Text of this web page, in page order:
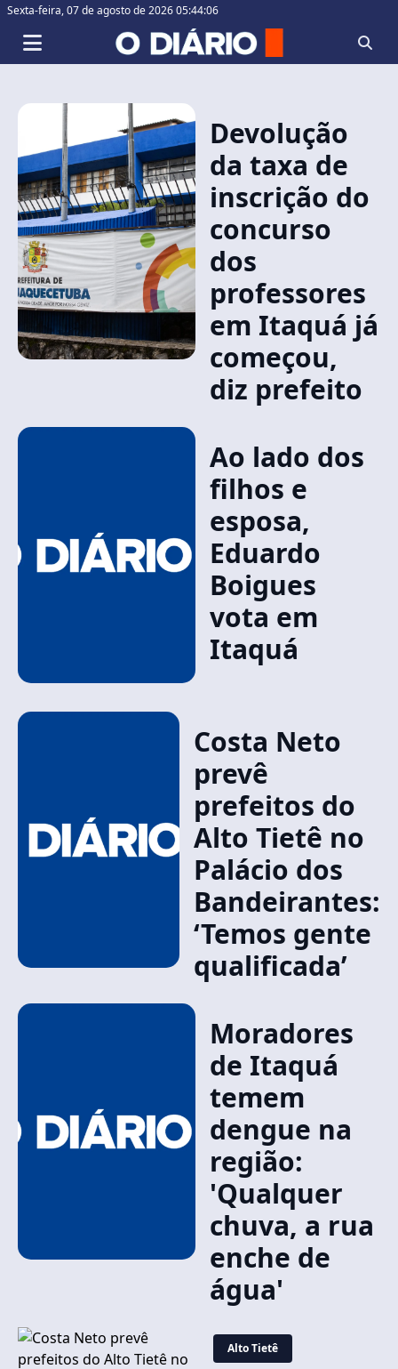
Sexta-feira,07 de agosto de 2026 05:44:06
Devolução
da taxa de
inscrição do
concurso
dos
professores
em Itaquá já
começou,
diz prefeito
Ao lado dos
filhos e
esposa,
Eduardo
Boigues
vota em
Itaquá
Costa Neto
prevê
prefeitos do
Alto Tietê no
Palácio dos
Bandeirantes:
‘Temos gente
qualificada’
Moradores
de Itaquá
temem
dengue na
região:
'Qualquer
chuva, a rua
enche de
água'
Alto Tietê